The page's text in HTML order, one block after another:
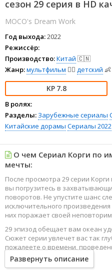
сезон 29 серия в HD
MOCO's Dream Work
Год выхода:2022
Режиссёр:
Производство:Китай 🇨🇳
Жанр:мультфильм 🧚‍♀️ детский 👶
7.8
В ролях:
Разделы: Зарубежные сериалы
Китайские дорамы Сериалы 2022
О чем Сериал Корги по
мечты:
После просмотра 29 серии
вы погрузитесь в
поворотов. Не упустите шанс
исключительного
них поражает своей
29 эпизод обещает вам океан
Сюжет серии увлечет вас так
пожалеете о времени,
жаждете наслаждаться онлайн
качестве HD, то ваш выбор
Развернуть описание